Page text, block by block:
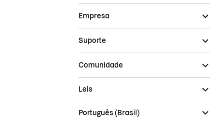
Empresa
Suporte
Comunidade
Leis
Português (Brasil)